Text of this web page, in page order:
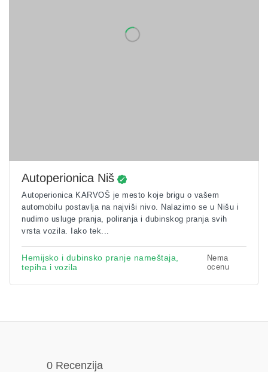
Autoperionica Niš
Autoperionica KARVOŠ je mesto koje brigu o vašem
automobilu postavlja na najviši nivo. Nalazimo se u Nišu i
nudimo usluge pranja, poliranja i dubinskog pranja svih
vrsta vozila. Iako tek...
Hemijsko i dubinsko pranje nameštaja,
tepiha i vozila
Nema
ocenu
0 Recenzija